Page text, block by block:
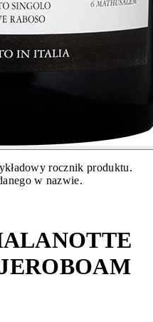
rocznik produktu.
w nazwie.